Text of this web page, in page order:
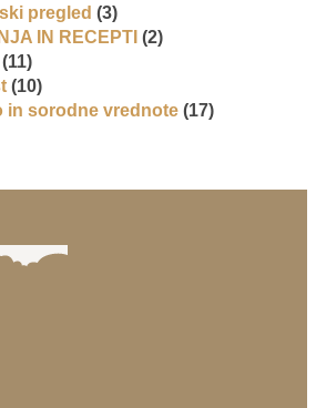
pregled (3)
IN RECEPTI (2)
(11)
(10)
in sorodne vrednote (17)